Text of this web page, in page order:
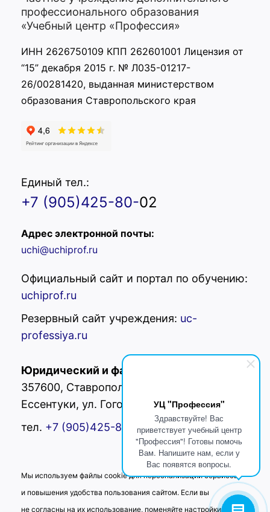
УЦ "Профессия"
Здравствуйте! Вас
приветствует учебный центр
"Профессия"! Готовы помочь
Вам. Напишите нам, если у
Вас появятся вопросы.
профессионального образования
«Учебный центр «Профессия»
ИНН 2626750109 КПП 262601001 Лицензия от
“15” декабря 2015 г. № Л035-01217-
26/00281420, выданная министерством
образования Ставропольского края
Единый тел.:
+7 (905)425-80-02
Адрес электронной почты:
uchi@uchiprof.ru
Официальный сайт и портал по обучению:
uchiprof.ru
Резервный сайт учреждения: uc-
professiya.ru
Юридический и фактический адрес:
357600, Ставропольский край, г.
Ессентуки, ул. Гоголя 42
тел. +7 (905)425-80- 02
Мы используем файлы cookie для персонализации сервисов
и повышения удобства пользования сайтом. Если вы
не согласны на их использование, поменяйте настройки